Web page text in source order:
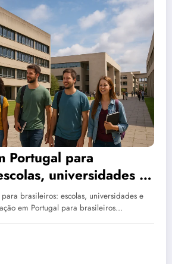
Portugal para
universidades e
brasileiros: escolas, universidades e
em Portugal para brasileiros…